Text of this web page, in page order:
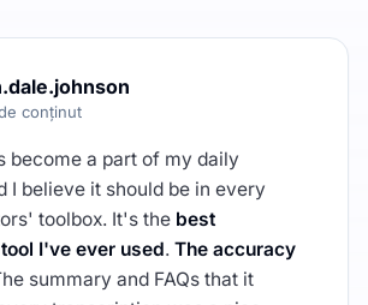
conținut
become a part of my daily
I believe it should be in every
toolbox. It's the best
I've ever used. The accuracy
summary and FAQs that it